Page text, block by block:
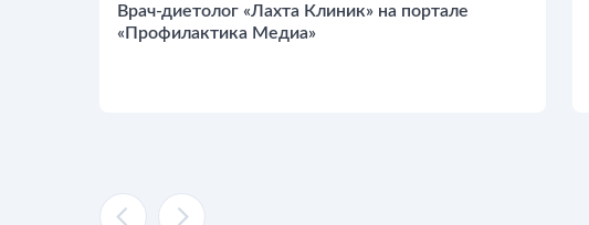
Врач-диетолог «Лахта Клиник» на портале
«Профилактика Медиа»